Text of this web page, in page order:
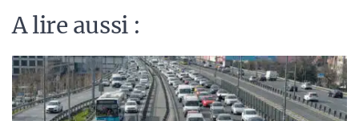
A lire aussi :